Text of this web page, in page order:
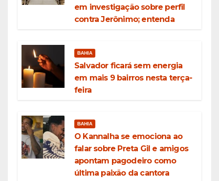
em investigação sobre perfil
contra Jerônimo; entenda
BAHIA
Salvador ficará sem energia
em mais 9 bairros nesta terça-
feira
BAHIA
O Kannalha se emociona ao
falar sobre Preta Gil e amigos
apontam pagodeiro como
última paixão da cantora